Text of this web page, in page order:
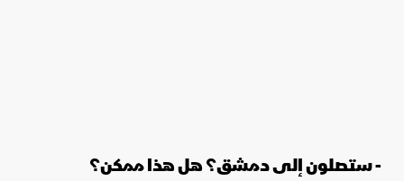
- ستصلون إلى دمشق؟ هل هذا ممكن؟